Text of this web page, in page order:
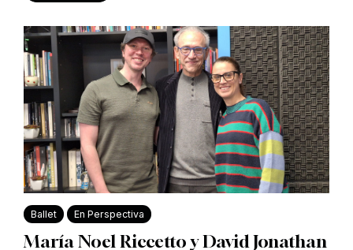
Ballet En Perspectiva
María Noel Riccetto y David Jonathan